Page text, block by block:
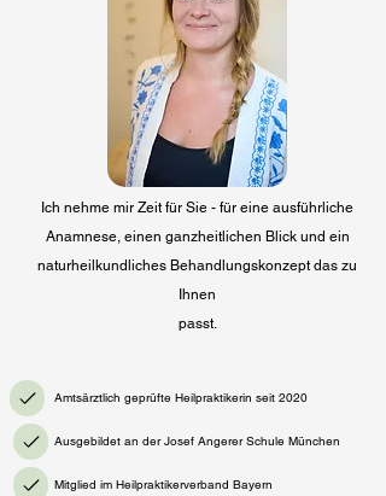
Ich nehme mir Zeit für Sie - für eine ausführliche
Anamnese, einen ganzheitlichen Blick und ein
naturheilkundliches Behandlungskonzept das zu
Ihnen
passt.
Amtsärztlich geprüfte Heilpraktikerin seit 2020
Ausgebildet an der Josef Angerer Schule München
Mitglied im Heilpraktikerverband Bayern